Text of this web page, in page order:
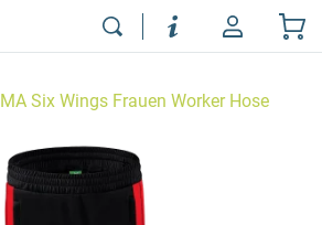
Six Wings Frauen Worker Hose